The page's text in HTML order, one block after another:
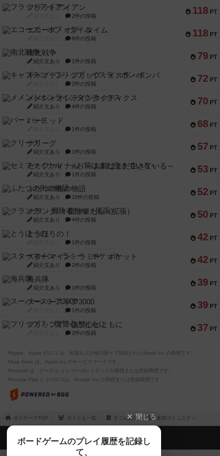
118 PT
フラットアイアン
2件の投稿
118 PT
エコーズ・オブ・タイム
8件の投稿
79 PT
南北戦争
紹介文あり 1件の投稿
72 PT
キャプテン・フリップ：イスラ・ボンバ
2件の投稿
70 PT
メメントオンラインタクティクス
紹介文あり 4件の投稿
68 PT
パーミッド
1件の投稿
57 PT
クリーグ
紹介文あり 1件の投稿
53 PT
セミファイナル ～お前はまだ生きている～
紹介文あり 1件の投稿
52 PT
ふたつの街の物語
紹介文あり 18件の投稿
50 PT
クランク! ：冒険者たち（拡張）
紹介文あり 4件の投稿
42 PT
とうほうの！
1件の投稿
42 PT
スターマイン・ラミー ポケット
紹介文あり 2件の投稿
39 PT
海兵隊
紹介文あり 1件の投稿
39 PT
スーパーストア3000
1件の投稿
37 PT
フリップ７：復讐心とともに
2件の投稿
※Apple、Apple のロゴ は、米国および他の国々で登録されたApple Inc.の商標です。
※App Store は、Apple Inc.のサービスマークです。
※Android は、グーグル インコーポレイテッドの商標または登録商標です。
※Google Play とそのロゴは、Google Inc.の商標または登録商標です。
ボドゲーマTOP ボドとも一覧 ずごん店長 参加コミュニティ
閉じる
ボードゲームのプレイ履歴を記録し
て、
ボドゲーマTOP